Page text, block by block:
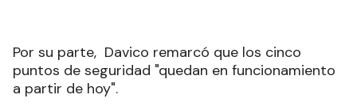
Por su parte, Davico remarcó que los cinco
puntos de seguridad "quedan en funcionamiento
a partir de hoy".